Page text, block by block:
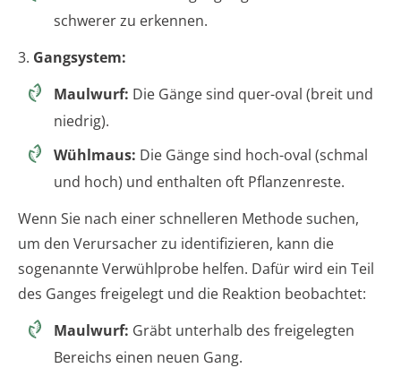
schwerer zu erkennen.
3. Gangsystem:
Maulwurf: Die Gänge sind quer-oval (breit und
niedrig).
Wühlmaus: Die Gänge sind hoch-oval (schmal
und hoch) und enthalten oft Pflanzenreste.
Wenn Sie nach einer schnelleren Methode suchen,
um den Verursacher zu identifizieren, kann die
sogenannte Verwühlprobe helfen. Dafür wird ein Teil
des Ganges freigelegt und die Reaktion beobachtet:
Maulwurf: Gräbt unterhalb des freigelegten
Bereichs einen neuen Gang.